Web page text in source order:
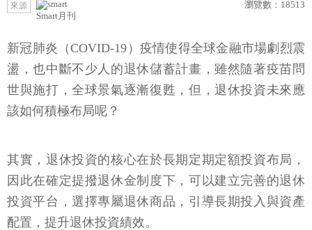
來源
Smart月刊
瀏覽數： 18513
新冠肺炎（COVID-19）疫情使得全球金融市場劇烈震
盪，也中斷不少人的退休儲蓄計畫，雖然隨著疫苗問
世與施打，全球景氣逐漸復甦，但，退休投資未來應
該如何積極布局呢？
其實，退休投資的核心在於長期定期定額投資布局，
因此在確定提撥退休金制度下，可以建立完善的退休
投資平台，選擇專屬退休商品，引導長期投入與資產
配置，提升退休投資績效。